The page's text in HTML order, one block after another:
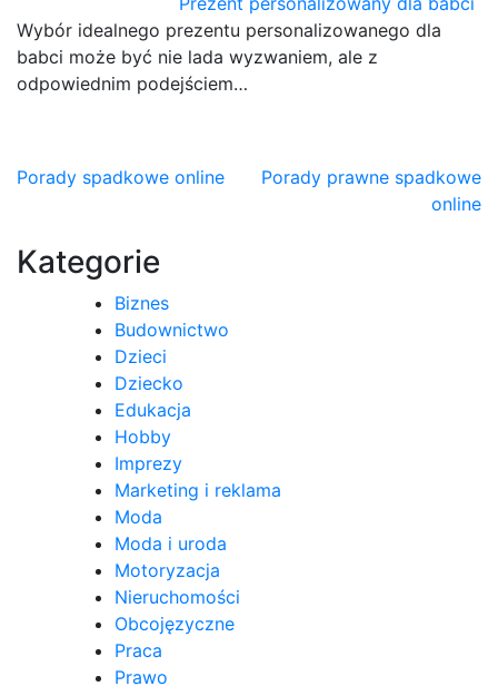
Wybór idealnego prezentu personalizowanego dla
babci może być nie lada wyzwaniem, ale z
odpowiednim podejściem…
Nawigacja
Porady spadkowe online
Porady prawne spadkowe
online
Kategorie
Biznes
Budownictwo
Dzieci
Dziecko
Edukacja
Hobby
Imprezy
Marketing i reklama
Moda
Moda i uroda
Motoryzacja
Nieruchomości
Obcojęzyczne
Praca
Prawo